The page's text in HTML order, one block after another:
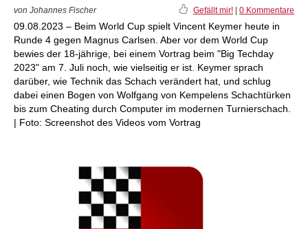
von Johannes Fischer Gefällt mir! 0 Kommentare
09.08.2023 – Beim World Cup spielt Vincent Keymer heute in
Runde 4 gegen Magnus Carlsen. Aber vor dem World Cup
bewies der 18-jährige, bei einem Vortrag beim "Big Techday
2023" am 7. Juli noch, wie vielseitig er ist. Keymer sprach
darüber, wie Technik das Schach verändert hat, und schlug
dabei einen Bogen von Wolfgang von Kempelens Schachtürken
bis zum Cheating durch Computer im modernen Turnierschach.
| Foto: Screenshot des Videos vom Vortrag